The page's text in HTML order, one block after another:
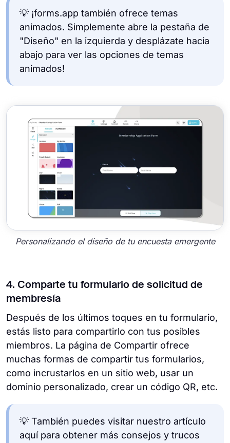
💡 ¡forms.app también ofrece temas
animados. Simplemente abre la pestaña de
"Diseño" en la izquierda y desplázate hacia
abajo para ver las opciones de temas
animados!
Personalizando el diseño de tu encuesta emergente
4. Comparte tu formulario de solicitud de
membresía
Después de los últimos toques en tu formulario,
estás listo para compartirlo con tus posibles
miembros. La página de Compartir ofrece
muchas formas de compartir tus formularios,
como incrustarlos en un sitio web, usar un
dominio personalizado, crear un código QR, etc.
💡 También puedes visitar nuestro artículo
aquí para obtener más consejos y trucos